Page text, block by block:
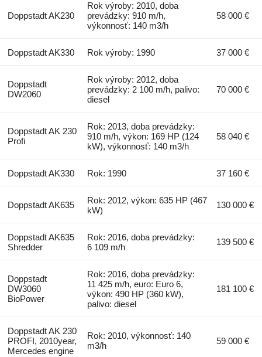
Doppstadt AK230
Rok výroby: 2010, doba
prevádzky: 910 m/h,
výkonnosť: 140 m3/h
58 000 €
Doppstadt AK330 Rok výroby: 1990 37 000 €
Doppstadt
DW2060
Rok výroby: 2012, doba
prevádzky: 2 100 m/h, palivo:
diesel
70 000 €
Doppstadt AK 230
Profi
Rok: 2013, doba prevádzky:
910 m/h, výkon: 169 HP (124
kW), výkonnosť: 140 m3/h
58 040 €
Doppstadt AK330 Rok: 1990 37 160 €
Doppstadt AK635
Rok: 2012, výkon: 635 HP (467
kW)
130 000 €
Doppstadt AK635
Shredder
Rok: 2016, doba prevádzky:
6 109 m/h
139 500 €
Doppstadt
DW3060
BioPower
Rok: 2016, doba prevádzky:
11 425 m/h, euro: Euro 6,
výkon: 490 HP (360 kW),
palivo: diesel
181 100 €
Doppstadt AK 230
PROFI, 2010year,
Mercedes engine
Rok: 2010, výkonnosť: 140
m3/h
59 000 €